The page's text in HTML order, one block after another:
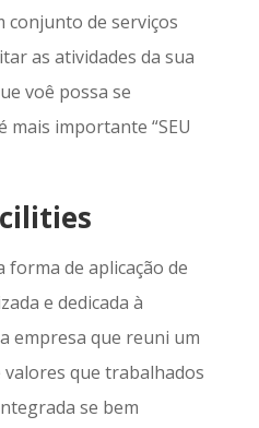
conjunto de serviços
as atividades da sua
voê possa se
mais importante “SEU
forma de aplicação de
e dedicada à
empresa que reuni um
que trabalhados
se bem